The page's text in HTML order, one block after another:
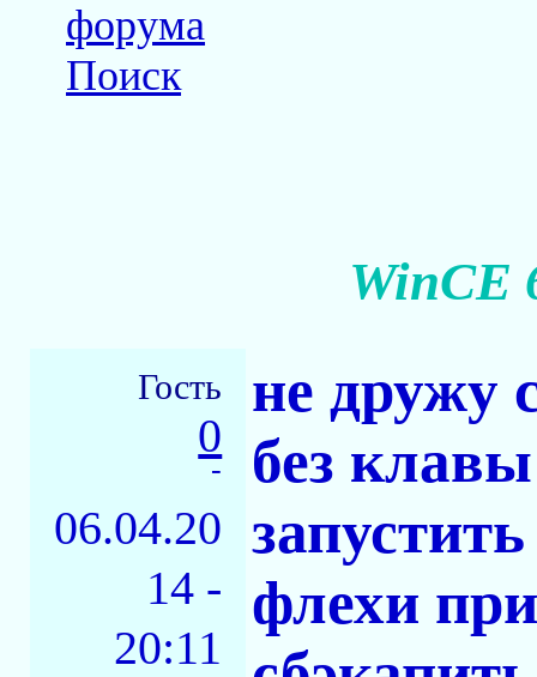
форума
Поиск
WinCE
Гость
0
-
06.04.20
14 -
20:11
не дружу
без
флехи